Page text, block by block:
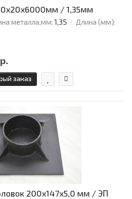
/ 1,35мм
металла,мм: 1,35
Длина (мм):
заказ
200x147x5,0 мм / ЭП